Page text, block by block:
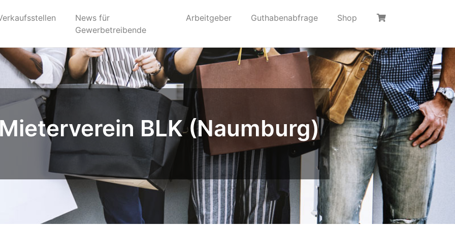
News für
Gewerbetreibende
Arbeitgeber Guthabenabfrage Shop
Mieterverein BLK (Naumburg)